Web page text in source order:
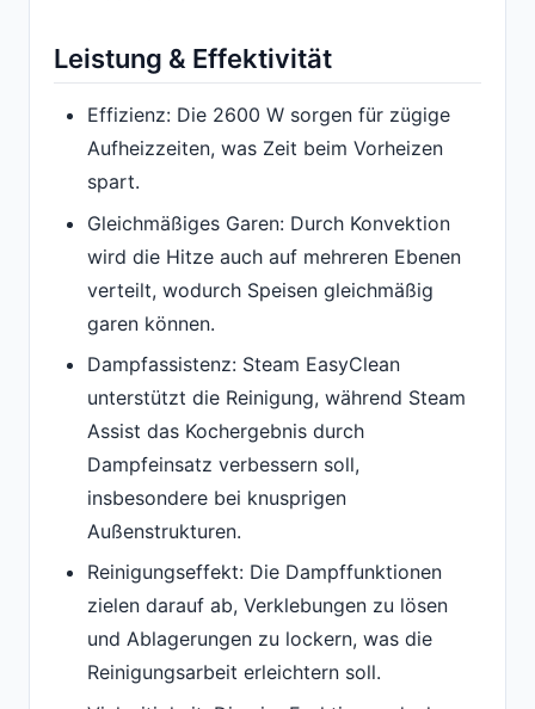
Leistung & Effektivität
Effizienz: Die 2600 W sorgen für zügige
Aufheizzeiten, was Zeit beim Vorheizen
spart.
Gleichmäßiges Garen: Durch Konvektion
wird die Hitze auch auf mehreren Ebenen
verteilt, wodurch Speisen gleichmäßig
garen können.
Dampfassistenz: Steam EasyClean
unterstützt die Reinigung, während Steam
Assist das Kochergebnis durch
Dampfeinsatz verbessern soll,
insbesondere bei knusprigen
Außenstrukturen.
Reinigungseffekt: Die Dampffunktionen
zielen darauf ab, Verklebungen zu lösen
und Ablagerungen zu lockern, was die
Reinigungsarbeit erleichtern soll.